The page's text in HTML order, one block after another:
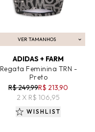
VER TAMANHOS
ADICIONAR AO CARRINHO
ADIDAS + FARM
Regata Feminina TRN -
Preto
R$ 249,99R$ 213,90
2 X R$ 106,95
WISHLIST